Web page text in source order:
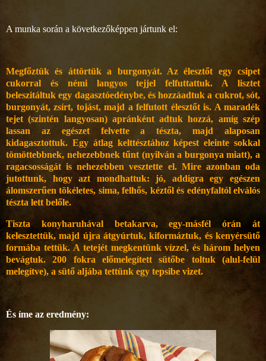
A munka során a következőképpen jártunk el:
Megfőztük és áttörtük a burgonyát. Az élesztőt egy csipet
cukorral és némi langyos tejjel felfuttattuk. A lisztet
beleszitáltuk egy dagasztóedénybe, és hozzáadtuk a cukrot, sót,
burgonyát, zsírt, tojást, majd a felfutott élesztőt is. A maradék
tejet (szintén langyosan) apránként adtuk hozzá, amíg szép
lassan az egészet felvette a tészta, majd alaposan
kidagasztottuk. Egy átlag kelttésztához képest eleinte sokkal
tömöttebbnek, nehezebbnek tűnt (nyilván a burgonya miatt), a
ragacsosságát is nehezebben vesztette el. Mire azonban oda
jutottunk, hogy azt mondhattuk: jó, addigra egy egészen
álomszerűen tökéletes, sima, felhős, kéztől és edényfaltól elválós
tészta lett belőle.
Tiszta konyharuhával betakarva, egy-másfél órán át
kelesztettük, majd újra átgyúrtuk, kiformáztuk, és kenyérsütő
formába tettük. A tetejét megkentünk vízzel, és három helyen
bevágtuk. 200 fokra előmelegített sütőbe toltuk (alul-felül
melegítve), a sütő aljába tettünk egy tepsibe vizet.
És íme az eredmény: